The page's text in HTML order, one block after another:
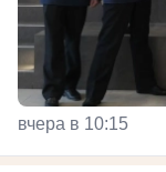
вчера в 10:15